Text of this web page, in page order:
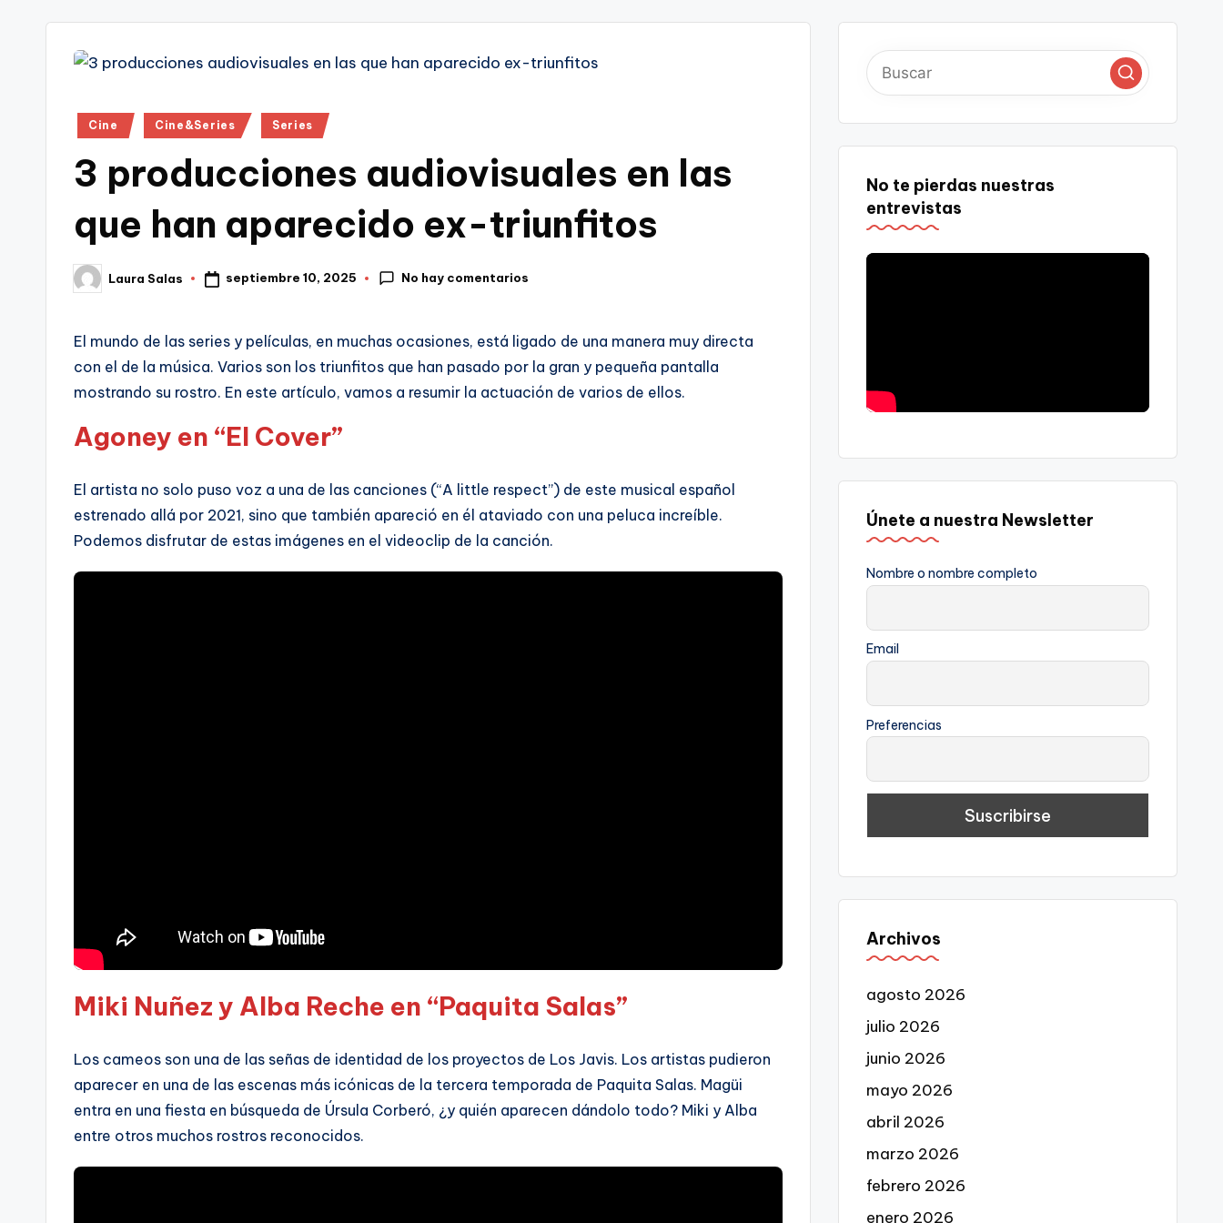
Publicado
Cine Cine&Series Series
3 producciones audiovisuales en las
que han aparecido ex-triunfitos
Publicado
por
Laura Salas septiembre 10, 2025 No hay comentarios
El mundo de las series y películas, en muchas ocasiones, está ligado de una manera muy directa
con el de la música. Varios son los triunfitos que han pasado por la gran y pequeña pantalla
mostrando su rostro. En este artículo, vamos a resumir la actuación de varios de ellos.
Agoney en “El Cover”
El artista no solo puso voz a una de las canciones (“A little respect”) de este musical español
estrenado allá por 2021, sino que también apareció en él ataviado con una peluca increíble.
Podemos disfrutar de estas imágenes en el videoclip de la canción.
Miki Nuñez y Alba Reche en “Paquita Salas”
Los cameos son una de las señas de identidad de los proyectos de Los Javis. Los artistas pudieron
aparecer en una de las escenas más icónicas de la tercera temporada de Paquita Salas. Magüi
entra en una fiesta en búsqueda de Úrsula Corberó, ¿y quién aparecen dándolo todo? Miki y Alba
entre otros muchos rostros reconocidos.
No te pierdas nuestras
entrevistas
Únete a nuestra Newsletter
Nombre o nombre completo
Email
Preferencias
Archivos
agosto 2026
julio 2026
junio 2026
mayo 2026
abril 2026
marzo 2026
febrero 2026
enero 2026